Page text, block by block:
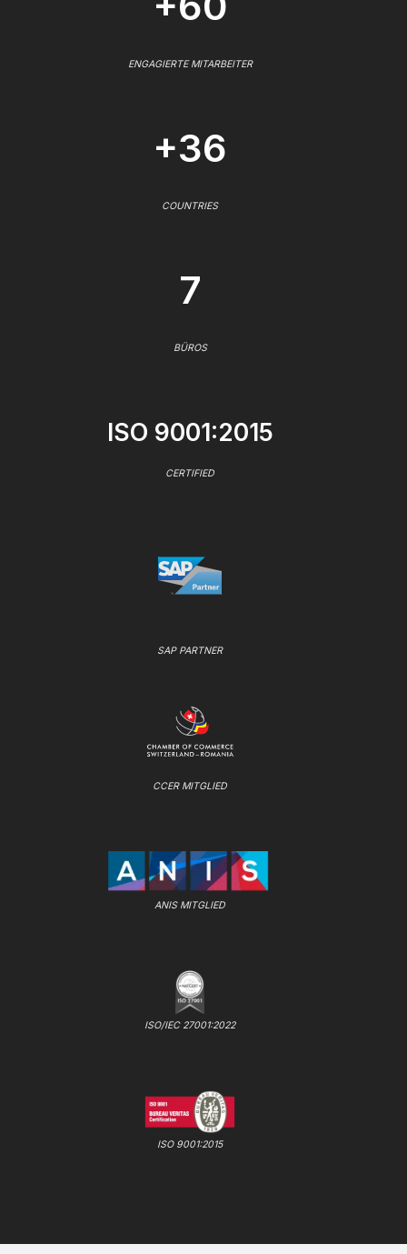
ENGAGIERTE MITARBEITER
+36
COUNTRIES
7
BÜROS
ISO 9001:2015
CERTIFIED
SAP PARTNER
CCER MITGLIED
ANIS MITGLIED
ISO/IEC 27001:2022
ISO 9001:2015